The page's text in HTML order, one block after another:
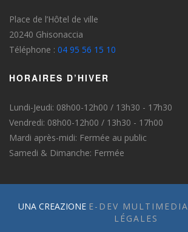
Place de l’Hôtel de ville
20240 Ghisonaccia
Téléphone : 04 95 56 15 10
HORAIRES D’HIVER
Lundi-Jeudi: 08h00-12h00 / 13h30 - 17h30
Vendredi: 08h00-12h00 / 13h30 - 17h00
Mardi après-midi: Fermée au public
Samedi & Dimanche: Fermée
UNA CREAZIONE E-DEV MULTIMEDIA
LÉGALES